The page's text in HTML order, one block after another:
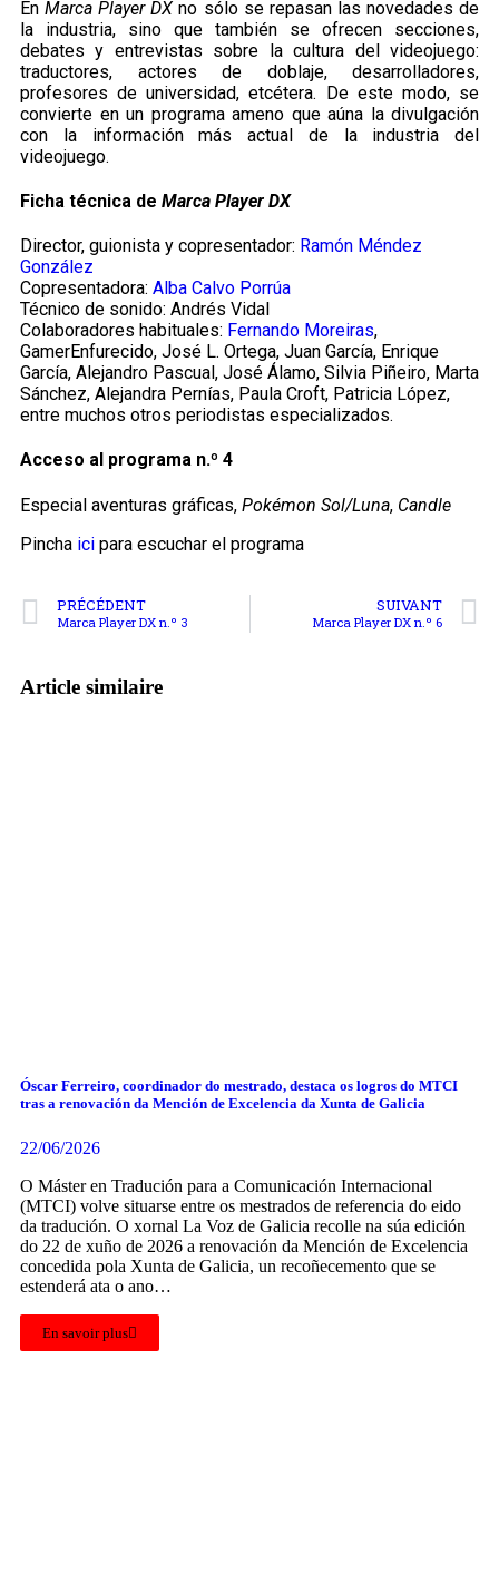
EnMarca Player DX no sólo se repasan las novedades de
la industria, sino que también se ofrecen secciones,
debates y entrevistas sobre la cultura del videojuego:
traductores, actores de doblaje, desarrolladores,
profesores de universidad, etcétera. De este modo, se
convierte en un programa ameno que aúna la divulgación
con la información más actual de la industria del
videojuego.
Ficha técnica de Marca Player DX
Director, guionista y copresentador: Ramón Méndez
González
Copresentadora: Alba Calvo Porrúa
Técnico de sonido: Andrés Vidal
Colaboradores habituales: Fernando Moreiras,
GamerEnfurecido, José L. Ortega, Juan García, Enrique
García, Alejandro Pascual, José Álamo, Silvia Piñeiro, Marta
Sánchez, Alejandra Pernías, Paula Croft, Patricia López,
entre muchos otros periodistas especializados.
Acceso al programa n.º 4
Especial aventuras gráficas, Pokémon Sol/Luna, Candle
Pincha ici para escuchar el programa
PRÉCÉDENT
Marca Player DX n.º 3
SUIVANT
Marca Player DX n.º 6
Article similaire
Óscar Ferreiro, coordinador do mestrado, destaca os logros do MTCI
tras a renovación da Mención de Excelencia da Xunta de Galicia
22/06/2026
O Máster en Tradución para a Comunicación Internacional
(MTCI) volve situarse entre os mestrados de referencia do eido
da tradución. O xornal La Voz de Galicia recolle na súa edición
do 22 de xuño de 2026 a renovación da Mención de Excelencia
concedida pola Xunta de Galicia, un recoñecemento que se
estenderá ata o ano…
En savoir plus